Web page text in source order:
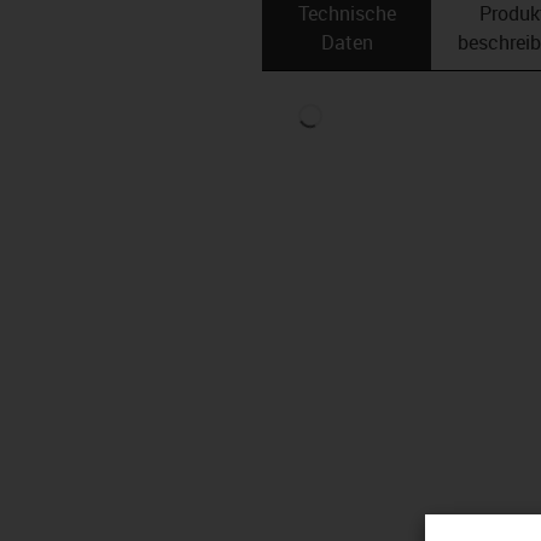
Technische
Daten